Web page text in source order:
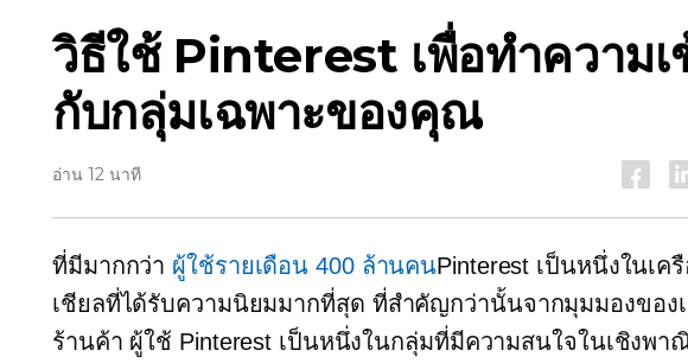
วิธีใช้ Pinterest เพื่อทำความเ
กับกลุ่มเฉพาะของคุณ
อ่าน 12 นาที
ที่มีมากกว่า ผู้ใช้รายเดือน 400 ​​ล้านคนPinterest เป็นหนึ่งในเค
เชียลที่ได้รับความนิยมมากที่สุด ที่สำคัญกว่านั้นจากมุมมองของ
ร้านค้า ผู้ใช้ Pinterest เป็นหนึ่งในกลุ่มที่มีความสนใจในเชิงพา